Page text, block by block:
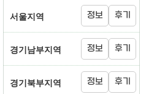
서울지역 정보 후기
경기남부지역 정보 후기
경기북부지역 정보 후기